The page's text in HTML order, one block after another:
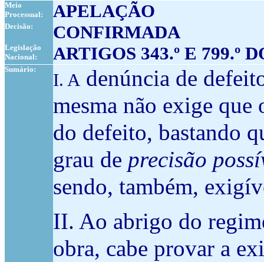
Meio
Processual:
APELAÇÃO
Decisão: CONFIRMADA
Legislação
Nacional:
ARTIGOS 343.º E 799.º
Sumário:
I. Adenúncia de
mesma não exige que
do defeito, bastando
grau de precisão
sendo, também,
II. Ao abrigo do
obra, cabe provar a